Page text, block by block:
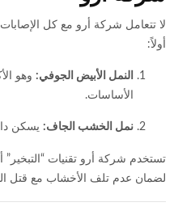
لا تتعامل شركة أرو مع كل
أولاً:
النمل الأبيض الجوفي: وهو
الأساسات.
نمل الخشب الجاف: يسكن
تستخدم شركة أرو تقنيات “التبخير”
لضمان عدم تلف الأخشاب مع قتل